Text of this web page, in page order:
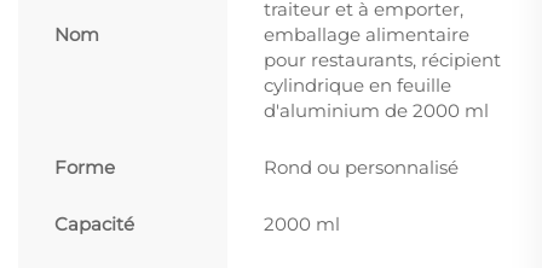
Nom
traiteur et à emporter,
emballage alimentaire
pour restaurants, récipient
cylindrique en feuille
d'aluminium de 2000 ml
Forme Rond ou personnalisé
Capacité 2000 ml